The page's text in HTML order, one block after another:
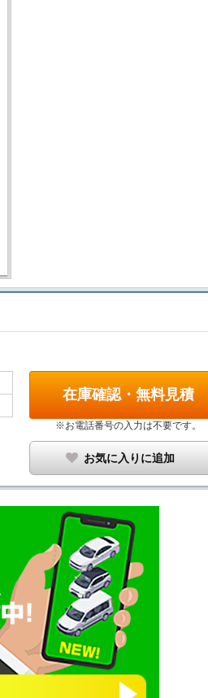
在庫確認・無料見積
※お電話番号の入力は不要です。
お気に入りに追加